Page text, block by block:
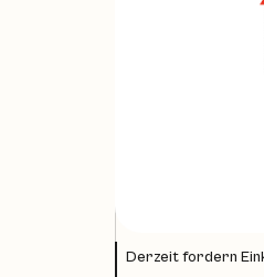
Derzeit fordern